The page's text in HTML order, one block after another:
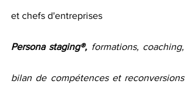
et chefs d'entreprises
Persona staging®, formations, coaching,
bilan de compétences et reconversions